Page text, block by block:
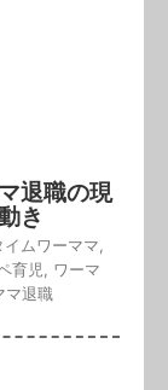
退職の現
き
イムワーママ
育児
ワーマ
マ退職